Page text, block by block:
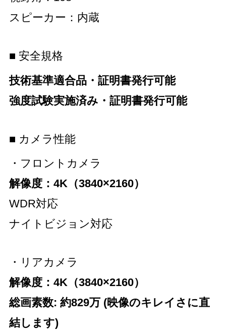
スピーカー：内蔵
■ 安全規格
技術基準適合品・証明書発行可能
強度試験実施済み・証明書発行可能
■ カメラ性能
・フロントカメラ
解像度：4K（3840×2160）
WDR対応
ナイトビジョン対応
・リアカメラ
解像度：4K（3840×2160）
総画素数: 約829万 (映像のキレイさに直
結します)